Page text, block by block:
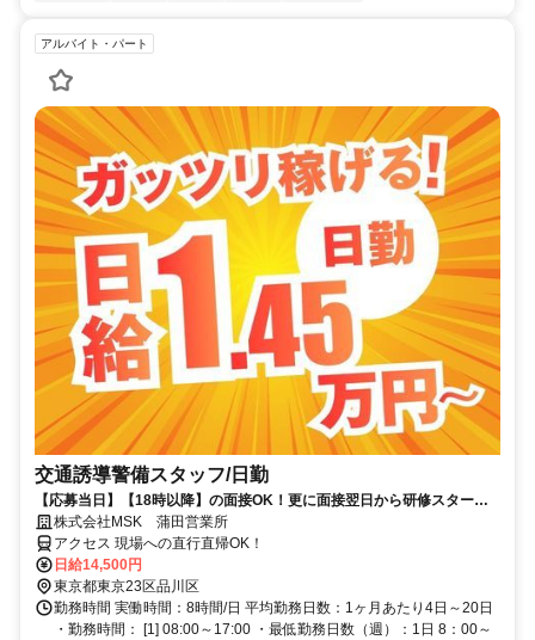
アルバイト・パート
交通誘導警備スタッフ/日勤
【応募当日】【18時以降】の面接OK！更に面接翌日から研修スタート
も可能！”最短5日”で現場に出られて安定高収入が可能です！週1日働き
たい、週5日のレギュラー勤務でガッツリ稼ぎたい方にもオススメ！雨
天などによる稼働中止は基本ないので、安定性抜群！また、「急な出
費」や「翌月にまとまったお金が欲しい。。。」など、時短で収入が欲
しい方はもちろん、長期で安定収入をGETしたい方も必見の警備員アル
バイトです。まずはお気軽にご応募＆面接にお越しください。
株式会社MSK 蒲田営業所
アクセス 現場への直行直帰OK！
日給14,500円
東京都東京23区品川区
勤務時間 実働時間：8時間/日 平均勤務日数：1ヶ月あたり4日～20日
・勤務時間： [1] 08:00～17:00 ・最低勤務日数（週）：1日 8：00～